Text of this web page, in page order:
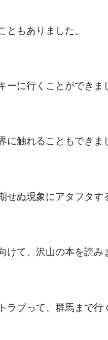
もありました。
に行くことができま
触れることもできま
ぬ現象にアタフタす
て、沢山の本を読み
ブって、群馬まで行